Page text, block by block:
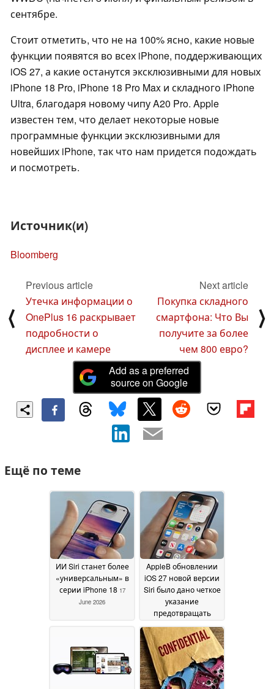
сентябре.
Стоит отметить, что не на 100% ясно, какие новые
функции появятся во всех iPhone, поддерживающих
iOS 27, а какие останутся эксклюзивными для новых
iPhone 18 Pro, iPhone 18 Pro Max и складного iPhone
Ultra, благодаря новому чипу A20 Pro. Apple
известен тем, что делает некоторые новые
программные функции эксклюзивными для
новейших iPhone, так что нам придется подождать
и посмотреть.
Источник(и)
Bloomberg
⟨
Previous article
Утечка информации о
OnePlus 16 раскрывает
подробности о
дисплее и камере
Next article
Покупка складного
смартфона: Что Вы
получите за более
чем 800 евро?
⟩
Add as a preferred
source on Google
Ещё по теме
ИИ Siri станет более
«универсальным» в
серии iPhone 18 17
June 2026
AppleВ обновлении
iOS 27 новой версии
Siri было дано четкое
указание
предотвращать
связанные с
идентичностью и
предвзятостью
искусственного
интеллекта12 June